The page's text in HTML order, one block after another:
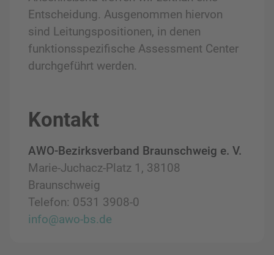
Entscheidung. Ausgenommen hiervon
sind Leitungspositionen, in denen
funktionsspezifische Assessment Center
durchgeführt werden.
Kontakt
AWO-Bezirksverband Braunschweig e. V.
Marie-Juchacz-Platz 1, 38108
Braunschweig
Telefon: 0531 3908-0
info@awo-bs.de